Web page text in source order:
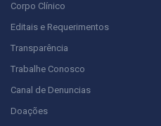
Corpo Clínico
Editais e Requerimentos
Transparência
Trabalhe Conosco
Canal de Denuncias
Doações